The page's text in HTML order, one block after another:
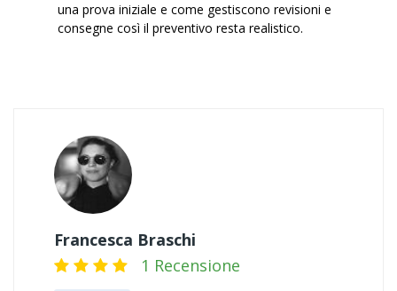
una prova iniziale e come gestiscono revisioni e
consegne così il preventivo resta realistico.
Francesca Braschi
1 Recensione